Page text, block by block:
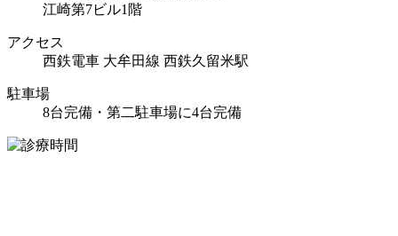
江崎第7ビル1階
アクセス
西鉄電車 大牟田線 西鉄久留米駅
駐車場
8台完備・第二駐車場に4台完備